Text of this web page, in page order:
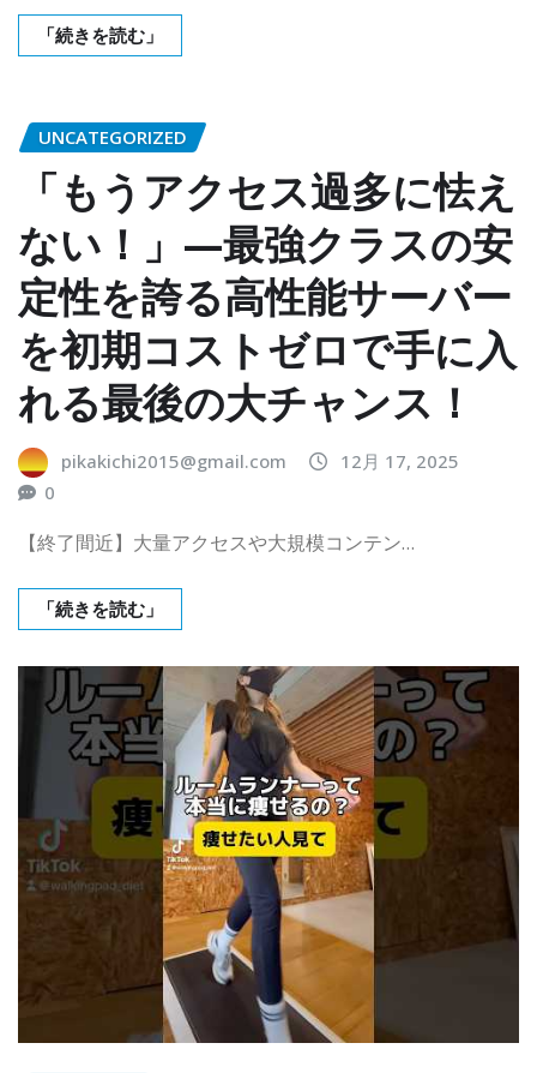
「続きを読む」
UNCATEGORIZED
「もうアクセス過多に怯え
ない！」—最強クラスの安
定性を誇る高性能サーバー
を初期コストゼロで手に入
れる最後の大チャンス！
pikakichi2015@gmail.com
12月 17, 2025
0
【終了間近】大量アクセスや大規模コンテン…
「続きを読む」